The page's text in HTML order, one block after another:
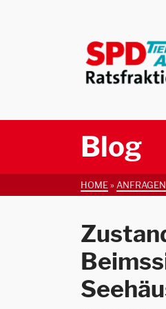
Blog
HOME» ANFRAGEN